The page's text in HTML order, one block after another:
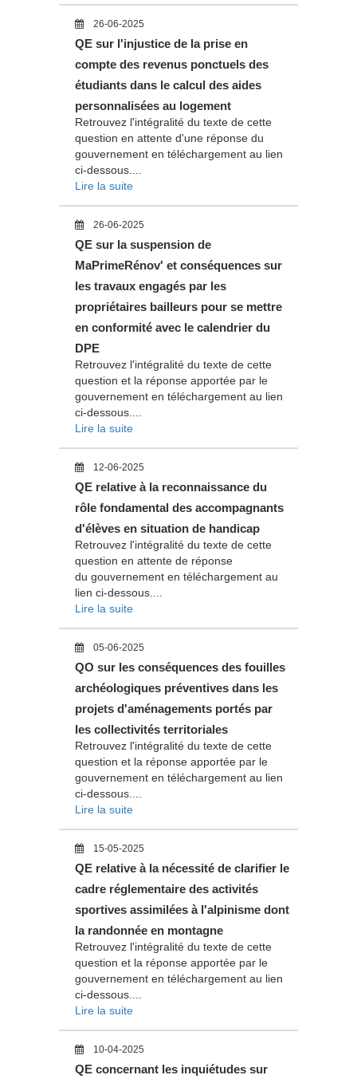
26-06-2025
QE sur l'injustice de la prise en
compte des revenus ponctuels des
étudiants dans le calcul des aides
personnalisées au logement
Retrouvez l'intégralité du texte de cette
question en attente d'une réponse du
gouvernement en téléchargement au lien
ci-dessous....
Lire la suite
26-06-2025
QE sur la suspension de
MaPrimeRénov' et conséquences sur
les travaux engagés par les
propriétaires bailleurs pour se mettre
en conformité avec le calendrier du
DPE
Retrouvez l'intégralité du texte de cette
question et la réponse apportée par le
gouvernement en téléchargement au lien
ci-dessous....
Lire la suite
12-06-2025
QE relative à la reconnaissance du
rôle fondamental des accompagnants
d'élèves en situation de handicap
Retrouvez l'intégralité du texte de cette
question en attente de réponse
du gouvernement en téléchargement au
lien ci-dessous....
Lire la suite
05-06-2025
QO sur les conséquences des fouilles
archéologiques préventives dans les
projets d'aménagements portés par
les collectivités territoriales
Retrouvez l'intégralité du texte de cette
question et la réponse apportée par le
gouvernement en téléchargement au lien
ci-dessous....
Lire la suite
15-05-2025
QE relative à la nécessité de clarifier le
cadre réglementaire des activités
sportives assimilées à l'alpinisme dont
la randonnée en montagne
Retrouvez l'intégralité du texte de cette
question et la réponse apportée par le
gouvernement en téléchargement au lien
ci-dessous....
Lire la suite
10-04-2025
QE concernant les inquiétudes sur